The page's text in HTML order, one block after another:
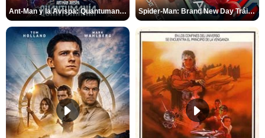
Ant-Man y la Avispa: Quantumanía Tráiler (2) Spider-Man: Brand New Day Tráiler (3)